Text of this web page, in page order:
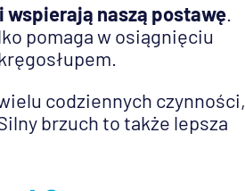
wspierają naszą postawę
pomaga w osiągnięciu
codziennych czynności,
brzuch to także lepsza